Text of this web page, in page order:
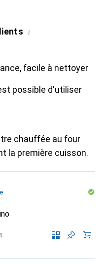
i
facile à nettoyer
possible d'utiliser
chauffée au four
la première cuisson.